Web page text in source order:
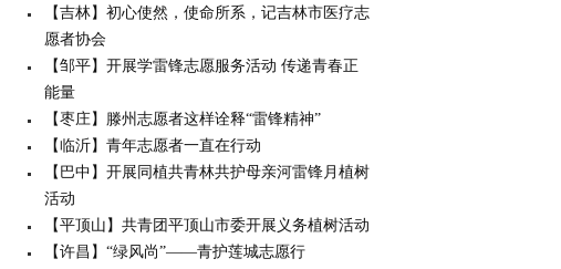
【吉林】初心使然，使命所系，记吉林市医疗志
愿者协会
【邹平】开展学雷锋志愿服务活动 传递青春正
能量
【枣庄】滕州志愿者这样诠释“雷锋精神”
【临沂】青年志愿者一直在行动
【巴中】开展同植共青林共护母亲河雷锋月植树
活动
【平顶山】共青团平顶山市委开展义务植树活动
【许昌】“绿风尚”——青护莲城志愿行